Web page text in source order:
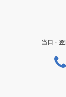
当日・翌